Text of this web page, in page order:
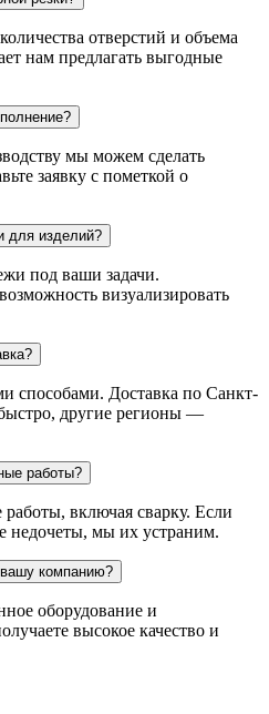
отверстий и объема
нам предлагать выгодные
мы можем сделать
заявку с пометкой о
для изделий?
под ваши задачи.
визуализировать
способами. Доставка по Санкт-
другие регионы —
работы?
включая сварку. Если
недочеты, мы их устраним.
компанию?
оборудование и
высокое качество и